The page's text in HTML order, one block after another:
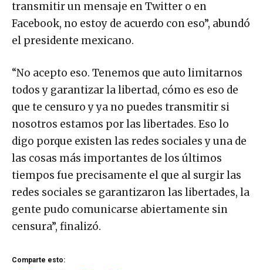
transmitir un mensaje en Twitter o en
Facebook, no estoy de acuerdo con eso”, abundó
el presidente mexicano.
“No acepto eso. Tenemos que auto limitarnos
todos y garantizar la libertad, cómo es eso de
que te censuro y ya no puedes transmitir si
nosotros estamos por las libertades. Eso lo
digo porque existen las redes sociales y una de
las cosas más importantes de los últimos
tiempos fue precisamente el que al surgir las
redes sociales se garantizaron las libertades, la
gente pudo comunicarse abiertamente sin
censura”, finalizó.
Comparte esto: